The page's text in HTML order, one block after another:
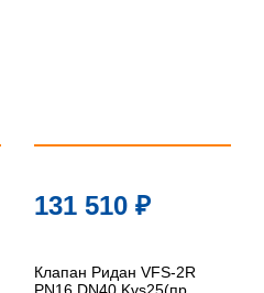
131 510 ₽
Клапан Ридан VFS-2R